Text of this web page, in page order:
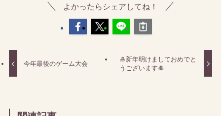
よかったらシェアしてね！
今年最後のゲーム大会
🎍新年明けましておめでと
うございます🎍